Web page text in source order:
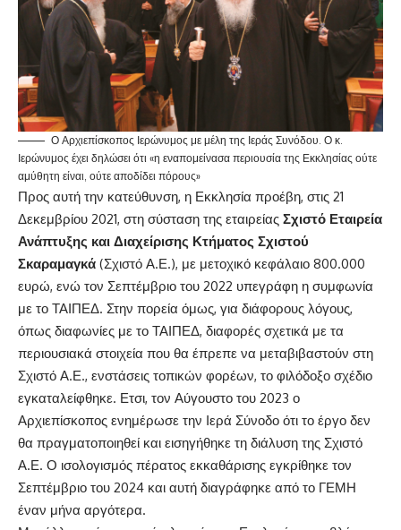
Ο Αρχιεπίσκοπος Ιερώνυμος με μέλη της Ιεράς Συνόδου. Ο κ.
Ιερώνυμος έχει δηλώσει ότι «η εναπομείνασα περιουσία της Εκκλησίας ούτε
αμύθητη είναι, ούτε αποδίδει πόρους»
Προς αυτή την κατεύθυνση, η Εκκλησία προέβη, στις 21
Δεκεμβρίου 2021, στη σύσταση της εταιρείας Σχιστό Εταιρεία
Ανάπτυξης και Διαχείρισης Κτήματος Σχιστού
Σκαραμαγκά (Σχιστό Α.Ε.), με μετοχικό κεφάλαιο 800.000
ευρώ, ενώ τον Σεπτέμβριο του 2022 υπεγράφη η συμφωνία
με το ΤΑΙΠΕΔ. Στην πορεία όμως, για διάφορους λόγους,
όπως διαφωνίες με το ΤΑΙΠΕΔ, διαφορές σχετικά με τα
περιουσιακά στοιχεία που θα έπρεπε να μεταβιβαστούν στη
Σχιστό Α.Ε., ενστάσεις τοπικών φορέων, το φιλόδοξο σχέδιο
εγκαταλείφθηκε. Ετσι, τον Αύγουστο του 2023 ο
Αρχιεπίσκοπος ενημέρωσε την Ιερά Σύνοδο ότι το έργο δεν
θα πραγματοποιηθεί και εισηγήθηκε τη διάλυση της Σχιστό
Α.Ε. Ο ισολογισμός πέρατος εκκαθάρισης εγκρίθηκε τον
Σεπτέμβριο του 2024 και αυτή διαγράφηκε από το ΓΕΜΗ
έναν μήνα αργότερα.